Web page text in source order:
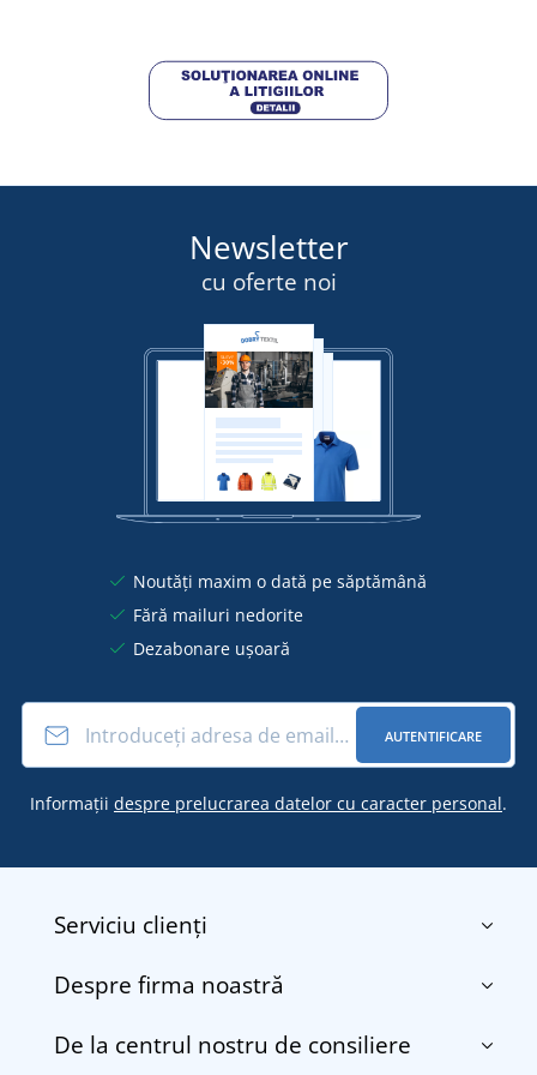
Newsletter
cu oferte noi
Noutăți maxim o dată pe săptămână
Fără mailuri nedorite
Dezabonare ușoară
AUTENTIFICARE
Informații despre prelucrarea datelor cu caracter personal.
Serviciu clienți
Contact
Transport și plată
Despre firma noastră
Despre noi
De la centrul nostru de consiliere